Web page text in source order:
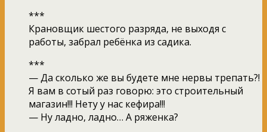
***
Крановщик шестого разряда, не выходя с
работы, забрал ребёнка из садика.
***
— Да сколько же вы будете мне нервы трепать?!
Я вам в сотый раз говорю: это строительный
магазин!!! Нету у нас кефира!!!
— Ну ладно, ладно… А ряженка?